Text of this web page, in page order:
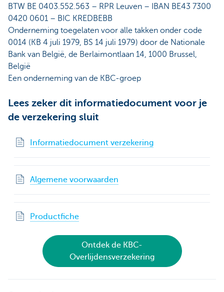
BTW BE 0403.552.563 – RPR Leuven – IBAN BE43 7300
0420 0601 – BIC KREDBEBB
Onderneming toegelaten voor alle takken onder code
0014 (KB 4 juli 1979, BS 14 juli 1979) door de Nationale
Bank van België, de Berlaimontlaan 14, 1000 Brussel,
België
Een onderneming van de KBC-groep
Lees zeker dit informatiedocument voor je
de verzekering sluit
Informatiedocument verzekering
Algemene voorwaarden
Productfiche
Ontdek de KBC-
Overlijdensverzekering